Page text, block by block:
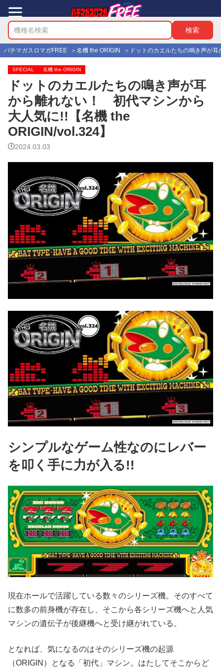
パチマガスロマガFREE 名機 the ORIGIN ドットのカエルたちの鳴き声が
SPECIAL 名機 the ORIGIN
ドットのカエルたちの鳴き声が耳
から離れない！ 初代マシンから
大人気に!!【名機 the
ORIGIN/vol.324】
2024.03.03
シンプルなゲーム性なのにレバー
を叩く手に力が入る!!
現在ホールで活躍している数々のシリーズ機。そのすべて
に数多の前身機が存在し、そこから各シリーズ機へと人気
マシンの遺伝子が後継機へと受け継がれている。
となれば、気になるのはそのシリーズ機の起源
（ORIGIN）となる「初代」マシン。はたしてそこからど